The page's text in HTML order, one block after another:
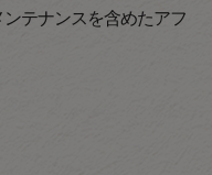
テナンスを含めたアフ